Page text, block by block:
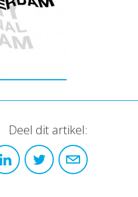
Deel dit artikel: